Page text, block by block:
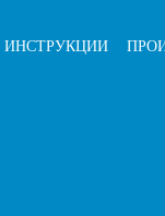
ИНСТРУКЦИИ